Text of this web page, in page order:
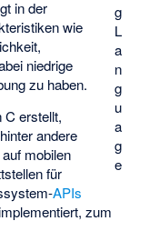
g
L
a
n
g
u
a
g
e
in der
wie
niedrige
zu haben.
C erstellt,
andere
mobilen
für
APIs
zum